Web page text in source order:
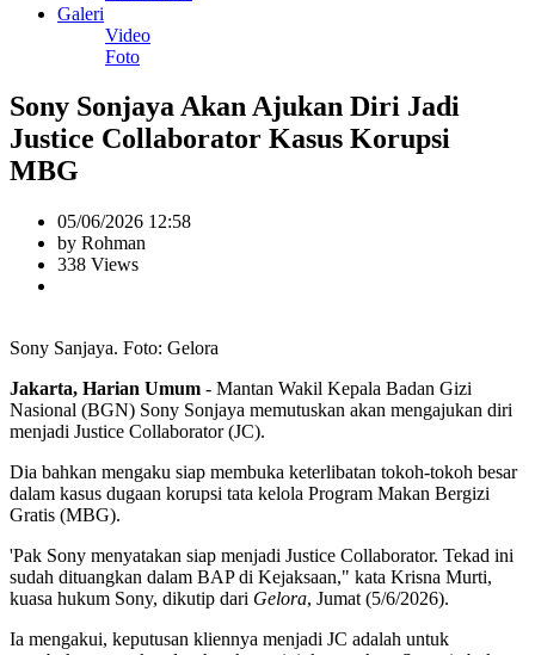
Galeri
Video
Foto
Sony Sonjaya Akan Ajukan Diri Jadi
Justice Collaborator Kasus Korupsi
MBG
05/06/2026 12:58
by Rohman
338 Views
Sony Sanjaya. Foto: Gelora
Jakarta, Harian Umum - Mantan Wakil Kepala Badan Gizi
Nasional (BGN) Sony Sonjaya memutuskan akan mengajukan diri
menjadi Justice Collaborator (JC).
Dia bahkan mengaku siap membuka keterlibatan tokoh-tokoh besar
dalam kasus dugaan korupsi tata kelola Program Makan Bergizi
Gratis (MBG).
'Pak Sony menyatakan siap menjadi Justice Collaborator. Tekad ini
sudah dituangkan dalam BAP di Kejaksaan," kata Krisna Murti,
kuasa hukum Sony, dikutip dari Gelora, Jumat (5/6/2026).
Ia mengakui, keputusan kliennya menjadi JC adalah untuk